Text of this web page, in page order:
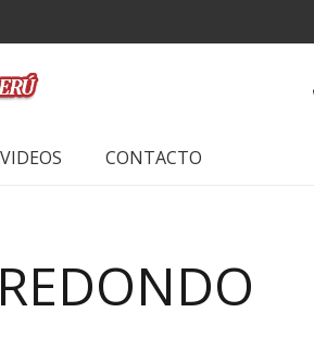
VIDEOS CONTACTO